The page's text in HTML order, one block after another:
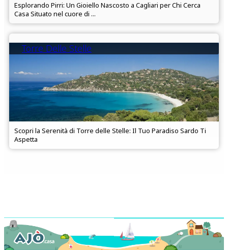
Esplorando Pirri: Un Gioiello Nascosto a Cagliari per Chi Cerca
Casa Situato nel cuore di ...
Torre Delle Stelle
Scopri la Serenità di Torre delle Stelle: Il Tuo Paradiso Sardo Ti
Aspetta